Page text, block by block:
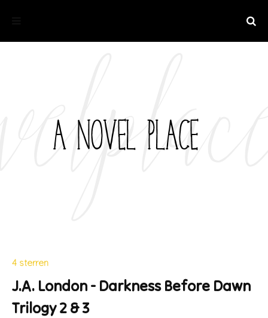
4 sterren
J.A. London - Darkness Before Dawn
Trilogy 2 & 3